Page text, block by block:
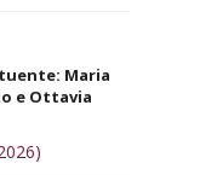
Maria
e Ottavia